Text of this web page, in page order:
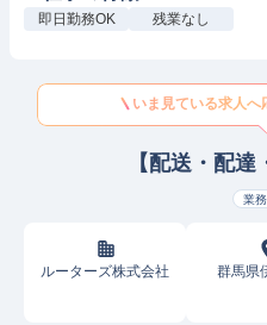
即日勤務OK 残業なし
いま見ている求人へ
【配送・配達
業
ルーターズ株式会社 群馬県